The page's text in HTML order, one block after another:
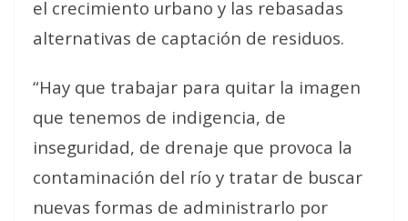
el crecimiento urbano y las rebasadas
alternativas de captación de residuos.
“Hay que trabajar para quitar la imagen
que tenemos de indigencia, de
inseguridad, de drenaje que provoca la
contaminación del río y tratar de buscar
nuevas formas de administrarlo por